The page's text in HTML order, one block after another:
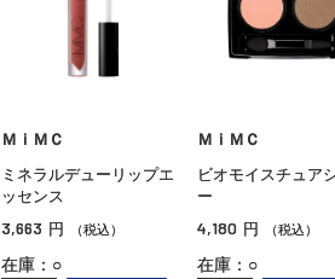
ＭｉＭＣ
ミネラルデューリップエ
ッセンス
3,663 円 （税込）
在庫：○
ＭｉＭＣ
ビオモイスチュア
ー
4,180 円 （税込）
在庫：○